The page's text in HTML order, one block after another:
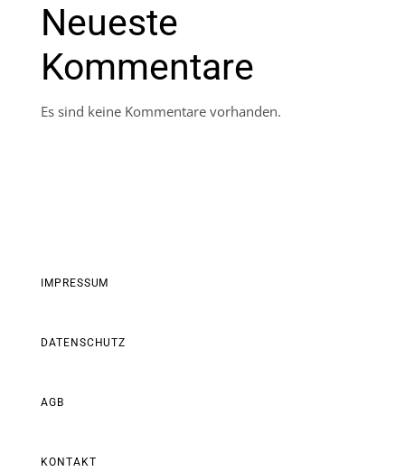
Neueste
Kommentare
Es sind keine Kommentare vorhanden.
IMPRESSUM
DATENSCHUTZ
AGB
KONTAKT